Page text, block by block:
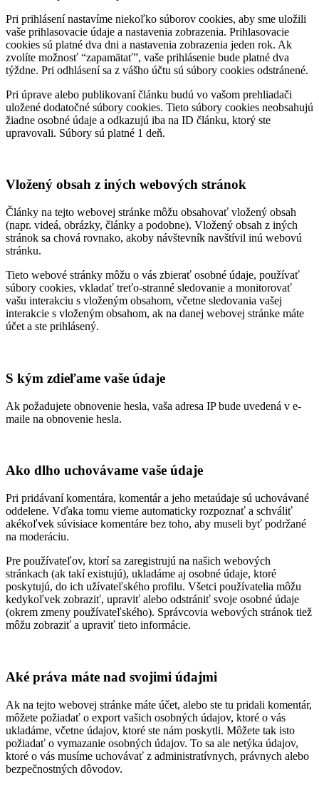
Pri prihlásení nastavíme niekoľko súborov cookies, aby sme uložili
vaše prihlasovacie údaje a nastavenia zobrazenia. Prihlasovacie
cookies sú platné dva dni a nastavenia zobrazenia jeden rok. Ak
zvolíte možnosť “zapamätať”, vaše prihlásenie bude platné dva
týždne. Pri odhlásení sa z vášho účtu sú súbory cookies odstránené.
Pri úprave alebo publikovaní článku budú vo vašom prehliadači
uložené dodatočné súbory cookies. Tieto súbory cookies neobsahujú
žiadne osobné údaje a odkazujú iba na ID článku, ktorý ste
upravovali. Súbory sú platné 1 deň.
Vložený obsah z iných webových stránok
Články na tejto webovej stránke môžu obsahovať vložený obsah
(napr. videá, obrázky, články a podobne). Vložený obsah z iných
stránok sa chová rovnako, akoby návštevník navštívil inú webovú
stránku.
Tieto webové stránky môžu o vás zbierať osobné údaje, používať
súbory cookies, vkladať treťo-stranné sledovanie a monitorovať
vašu interakciu s vloženým obsahom, včetne sledovania vašej
interakcie s vloženým obsahom, ak na danej webovej stránke máte
účet a ste prihlásený.
S kým zdieľame vaše údaje
Ak požadujete obnovenie hesla, vaša adresa IP bude uvedená v e-
maile na obnovenie hesla.
Ako dlho uchovávame vaše údaje
Pri pridávaní komentára, komentár a jeho metaúdaje sú uchovávané
oddelene. Vďaka tomu vieme automaticky rozpoznať a schváliť
akékoľvek súvisiace komentáre bez toho, aby museli byť podržané
na moderáciu.
Pre používateľov, ktorí sa zaregistrujú na našich webových
stránkach (ak takí existujú), ukladáme aj osobné údaje, ktoré
poskytujú, do ich užívateľského profilu. Všetci používatelia môžu
kedykoľvek zobraziť, upraviť alebo odstrániť svoje osobné údaje
(okrem zmeny používateľského). Správcovia webových stránok tiež
môžu zobraziť a upraviť tieto informácie.
Aké práva máte nad svojimi údajmi
Ak na tejto webovej stránke máte účet, alebo ste tu pridali komentár,
môžete požiadať o export vašich osobných údajov, ktoré o vás
ukladáme, včetne údajov, ktoré ste nám poskytli. Môžete tak isto
požiadať o vymazanie osobných údajov. To sa ale netýka údajov,
ktoré o vás musíme uchovávať z administratívnych, právnych alebo
bezpečnostných dôvodov.